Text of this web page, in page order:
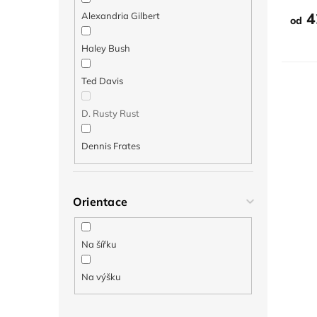
Alexandria Gilbert
Haley Bush
Ted Davis
D. Rusty Rust
Dennis Frates
Orientace
Na šířku
Na výšku
od